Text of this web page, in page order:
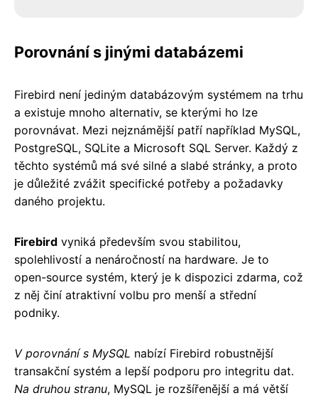
Porovnání s jinými databázemi
Firebird není jediným databázovým systémem na trhu
a existuje mnoho alternativ, se kterými ho lze
porovnávat. Mezi nejznámější patří například MySQL,
PostgreSQL, SQLite a Microsoft SQL Server. Každý z
těchto systémů má své silné a slabé stránky, a proto
je důležité zvážit specifické potřeby a požadavky
daného projektu.
Firebird vyniká především svou stabilitou,
spolehlivostí a nenáročností na hardware. Je to
open-source systém, který je k dispozici zdarma, což
z něj činí atraktivní volbu pro menší a střední
podniky.
V porovnání s MySQL nabízí Firebird robustnější
transakční systém a lepší podporu pro integritu dat.
Na druhou stranu, MySQL je rozšířenější a má větší